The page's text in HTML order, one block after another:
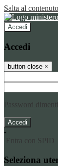
Salta al contenuto
Accedi
Accedi
button close ×
Password
-
Entra con SPID
Seleziona